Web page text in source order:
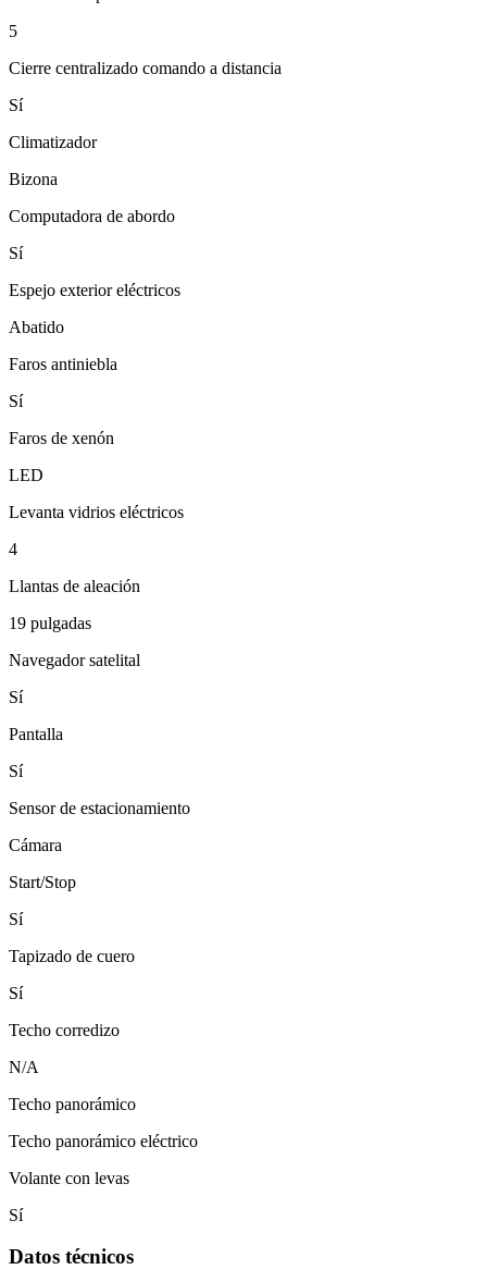
5
Cierre centralizado comando a distancia
Sí
Climatizador
Bizona
Computadora de abordo
Sí
Espejo exterior eléctricos
Abatido
Faros antiniebla
Sí
Faros de xenón
LED
Levanta vidrios eléctricos
4
Llantas de aleación
19 pulgadas
Navegador satelital
Sí
Pantalla
Sí
Sensor de estacionamiento
Cámara
Start/Stop
Sí
Tapizado de cuero
Sí
Techo corredizo
N/A
Techo panorámico
Techo panorámico eléctrico
Volante con levas
Sí
Datos técnicos